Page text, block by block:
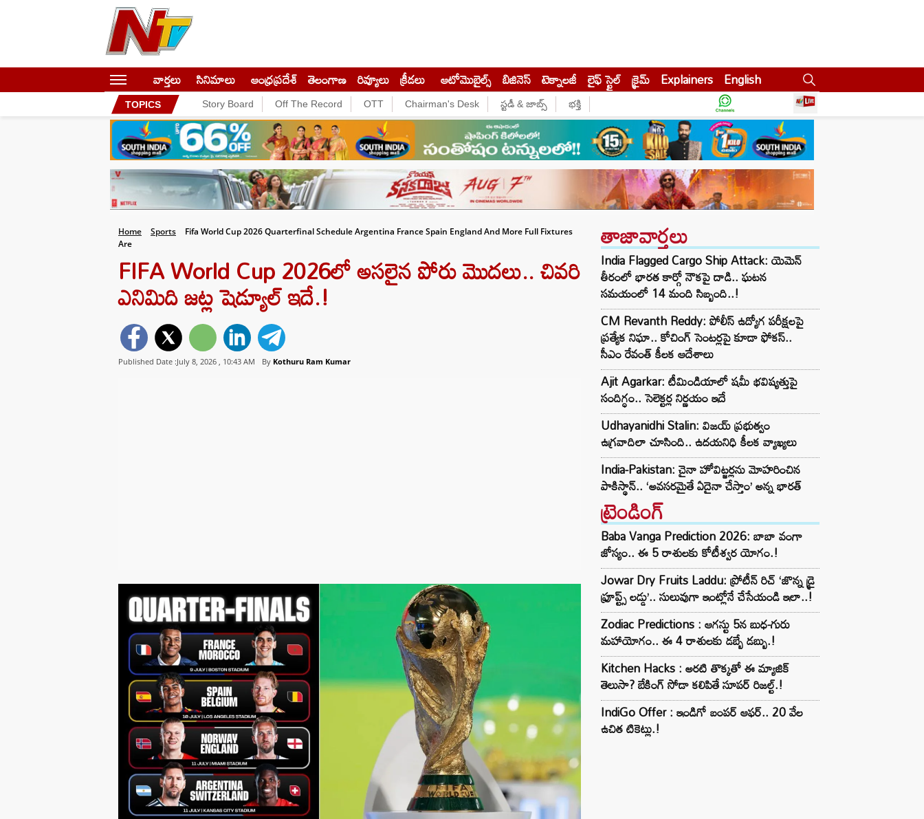
వార్తలు సినిమాలు ఆంధ్రప్రదేశ్ తెలంగాణ రివ్యూలు క్రీడలు ఆటోమొబైల్స్ బిజినెస్‌ టెక్నాలజీ లైఫ్ స్టైల్ క్రైమ్ Explainers English
TOPICS Story Board Off The Record OTT Chairman's Desk స్టడీ & జాబ్స్ భక్తి
Home Sports
Fifa World Cup 2026 Quarterfinal Schedule Argentina France Spain England And More Full Fixtures
Are
FIFA World Cup 2026లో అసలైన పోరు మొదలు.. చివరి
ఎనిమిది జట్ల షెడ్యూల్ ఇదే.!
Published Date :July 8, 2026 , 10:43 AM By Kothuru Ram Kumar
తాజావార్తలు
India Flagged Cargo Ship Attack: యెమెన్
తీరంలో భారత కార్గో నౌకపై దాడి.. ఘటన
సమయంలో 14 మంది సిబ్బంది..!
CM Revanth Reddy: పోలీస్ ఉద్యోగ పరీక్షలపై
ప్రత్యేక నిఘా.. కోచింగ్ సెంటర్లపై కూడా ఫోకస్..
సీఎం రేవంత్ కీలక ఆదేశాలు
Ajit Agarkar: టీమిండియాలో షమీ భవిష్యత్తుపై
సందిగ్ధం.. సెలెక్టర్ల నిర్ణయం ఇదే
Udhayanidhi Stalin: విజయ్ ప్రభుత్వం
ఉగ్రవాదిలా చూసింది.. ఉదయనిధి కీలక వ్యాఖ్యలు
India-Pakistan: చైనా హోవిట్జర్లను మోహరించిన
పాకిస్థాన్.. ‘అవసరమైతే ఏదైనా చేస్తాం’ అన్న భారత్
ట్రెండింగ్‌
Baba Vanga Prediction 2026: బాబా వంగా
జోస్యం.. ఈ 5 రాశులకు కోటీశ్వర యోగం.!
Jowar Dry Fruits Laddu: ప్రోటీన్ రిచ్ ‘జొన్న డ్రై
ఫ్రూప్ట్స్ లడ్డు’.. సులువుగా ఇంట్లోనే చేసేయండి ఇలా..!
Zodiac Predictions : ఆగస్టు 5న బుధ-గురు
మహాయోగం.. ఈ 4 రాశులకు డబ్బే డబ్బు.!
Kitchen Hacks : అరటి తొక్కతో ఈ మ్యాజిక్
తెలుసా? బేకింగ్ సోడా కలిపితే సూపర్ రిజల్ట్.!
IndiGo Offer : ఇండిగో బంపర్ ఆఫర్.. 20 వేల
ఉచిత టికెట్లు.!